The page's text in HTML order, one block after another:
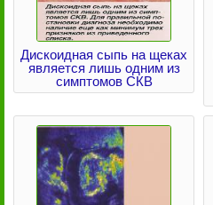
Дискоидная сыпь на щеках
является лишь одним из
симптомов СКВ